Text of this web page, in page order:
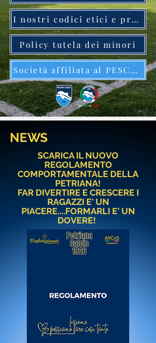
I nostri codici etici e procedure
Policy tutela dei minori
Società affiliata al PESCARA CALCIO 1936 - Pescara Calcio Academy....scopri di più
NEWS
SCARICA IL NUOVO
REGOLAMENTO
COMPORTAMENTALE DELLA
PETRIANA!
FAR DIVERTIRE E CRESCERE I
RAGAZZI E' UN
PIACERE....FORMARLI E' UN
DOVERE!